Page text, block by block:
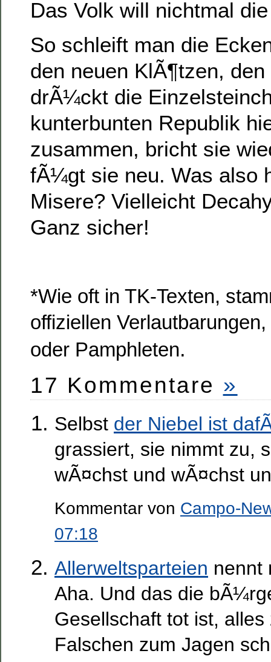
Das Volk will nichtmal
So schleift man die
den neuen KlÃ¶tzen,
drÃ¼ckt die
kunterbunten Republik
zusammen, bricht sie
fÃ¼gt sie neu. Was also
Misere? Vielleicht
Ganz sicher!
*Wie oft in TK-Texten,
offiziellen
oder Pamphleten.
17 Kommentare »
Selbst der Niebel ist
grassiert, sie nimmt zu,
wÃ¤chst und wÃ¤chst
Kommentar von Campo-
07:18
Allerweltsparteien nennt
Aha. Und das die
Gesellschaft tot ist,
Falschen zum Jagen